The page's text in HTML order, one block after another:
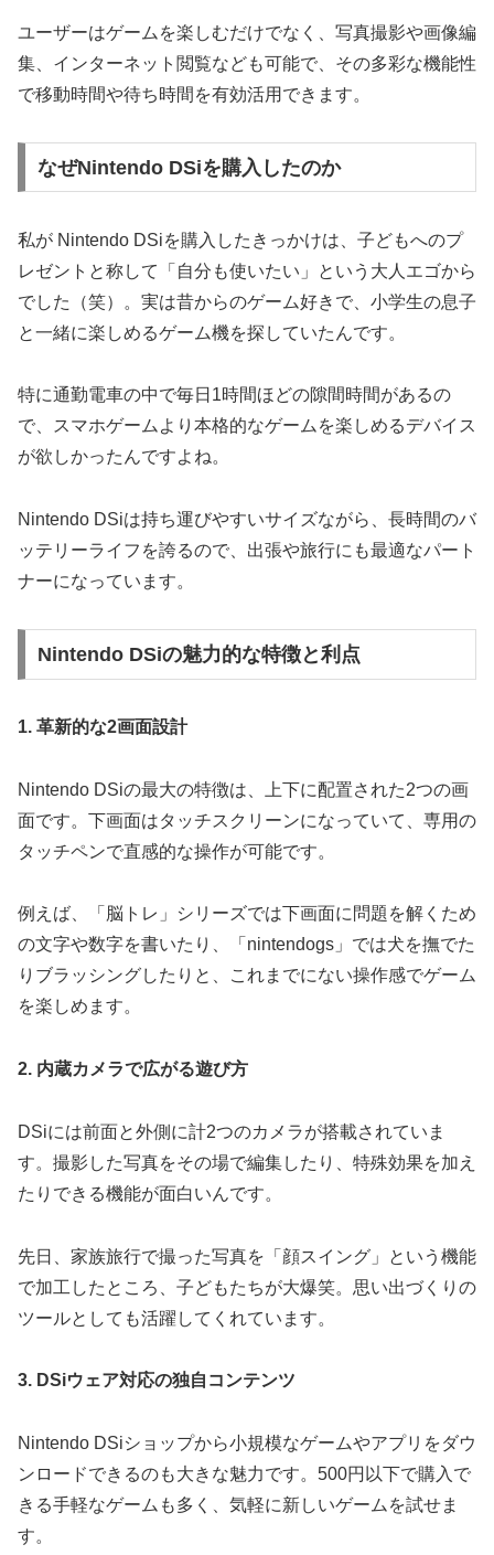
ユーザーはゲームを楽しむだけでなく、写真撮影や画像編
集、インターネット閲覧なども可能で、その多彩な機能性
で移動時間や待ち時間を有効活用できます。
なぜNintendo DSiを購入したのか
私が Nintendo DSiを購入したきっかけは、子どもへのプ
レゼントと称して「自分も使いたい」という大人エゴから
でした（笑）。実は昔からのゲーム好きで、小学生の息子
と一緒に楽しめるゲーム機を探していたんです。
特に通勤電車の中で毎日1時間ほどの隙間時間があるの
で、スマホゲームより本格的なゲームを楽しめるデバイス
が欲しかったんですよね。
Nintendo DSiは持ち運びやすいサイズながら、長時間のバ
ッテリーライフを誇るので、出張や旅行にも最適なパート
ナーになっています。
Nintendo DSiの魅力的な特徴と利点
1. 革新的な2画面設計
Nintendo DSiの最大の特徴は、上下に配置された2つの画
面です。下画面はタッチスクリーンになっていて、専用の
タッチペンで直感的な操作が可能です。
例えば、「脳トレ」シリーズでは下画面に問題を解くため
の文字や数字を書いたり、「nintendogs」では犬を撫でた
りブラッシングしたりと、これまでにない操作感でゲーム
を楽しめます。
2. 内蔵カメラで広がる遊び方
DSiには前面と外側に計2つのカメラが搭載されていま
す。撮影した写真をその場で編集したり、特殊効果を加え
たりできる機能が面白いんです。
先日、家族旅行で撮った写真を「顔スイング」という機能
で加工したところ、子どもたちが大爆笑。思い出づくりの
ツールとしても活躍してくれています。
3. DSiウェア対応の独自コンテンツ
Nintendo DSiショップから小規模なゲームやアプリをダウ
ンロードできるのも大きな魅力です。500円以下で購入で
きる手軽なゲームも多く、気軽に新しいゲームを試せま
す。